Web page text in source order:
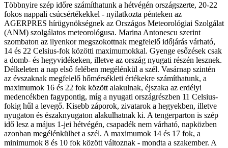
Többnyire szép időre számíthatunk a hétvégén országszerte, 20-22
fokos nappali csúcsértékekkel - nyilatkozta pénteken az
AGERPRES hírügynökségnek az Országos Meteorológiai Szolgálat
(ANM) szolgálatos meteorológusa. Marina Antonescu szerint
szombaton az ilyenkor megszokottnak megfelelő időjárás várható,
14 és 22 Celsius-fok közötti maximumokkal. Gyenge esőzések csak
a domb- és hegyvidékeken, illetve az ország nyugati részén lesznek.
Délkeleten a nap első felében megélénkül a szél. Vasárnap szintén
az évszaknak megfelelő hőmérsékleti értékekre számíthatunk, a
maximumok 16 és 22 fok között alakulnak, éjszaka az erdélyi
medencékben fagypontig, míg a nyugati országrészben 11 Celsius-
fokig hűl a levegő. Kisebb záporok, zivatarok a hegyekben, illetve
nyugaton és északnyugaton alakulhatnak ki. A tengerparton is szép
idő lesz a május 1-jei hétvégén, csapadék nem várható, napközben
azonban megélénkülhet a szél. A maximumok 14 és 17 fok, a
minimumok 8 és 10 fok között változnak - mondta a szakember. A